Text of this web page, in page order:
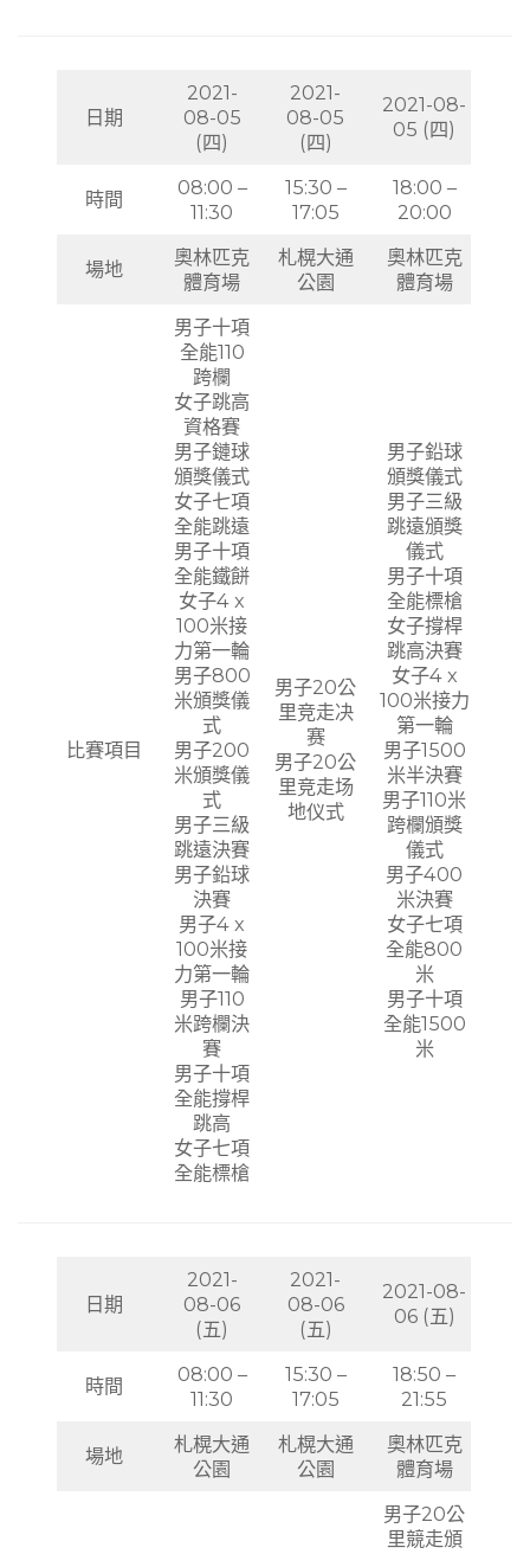
日期
2021-
08-05
(四)
2021-
08-05
(四)
2021-08-
05 (四)
時間
08:00 –
11:30
15:30 –
17:05
18:00 –
20:00
場地
奧林匹克
體育場
札榥大通
公園
奧林匹克
體育場
比賽項目
男子十項
全能110
跨欄
女子跳高
資格賽
男子鏈球
頒獎儀式
女子七項
全能跳遠
男子十項
全能鐵餅
女子4 x
100米接
力第一輪
男子800
米頒獎儀
式
男子200
米頒獎儀
式
男子三級
跳遠決賽
男子鉛球
決賽
男子4 x
100米接
力第一輪
男子110
米跨欄決
賽
男子十項
全能撐桿
跳高
女子七項
全能標槍
男子20公
里竞走决
赛
男子20公
里竞走场
地仪式
男子鉛球
頒獎儀式
男子三級
跳遠頒獎
儀式
男子十項
全能標槍
女子撐桿
跳高決賽
女子4 x
100米接力
第一輪
男子1500
米半決賽
男子110米
跨欄頒獎
儀式
男子400
米決賽
女子七項
全能800
米
男子十項
全能1500
米
日期
2021-
08-06
(五)
2021-
08-06
(五)
2021-08-
06 (五)
時間
08:00 –
11:30
15:30 –
17:05
18:50 –
21:55
場地
札榥大通
公園
札榥大通
公園
奧林匹克
體育場
男子20公
里競走頒